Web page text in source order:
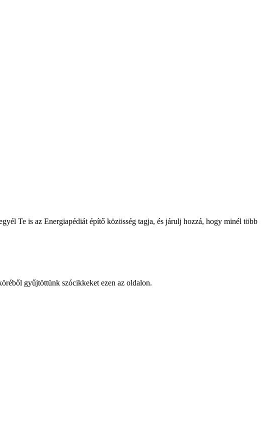
Te is az Energiapédiát építő közösség tagja, és járulj hozzá, hogy minél több
gyűjtöttünk szócikkeket ezen az oldalon.